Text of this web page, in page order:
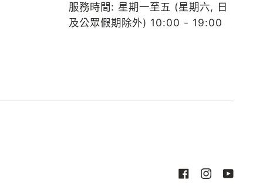
服務時間: 星期一至五 (星期六, 日
及公眾假期除外) 10:00 - 19:00